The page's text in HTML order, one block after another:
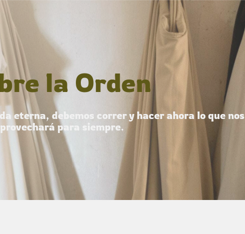
la Orden
eterna, debemos correr y hacer ahora lo que nos
para siempre.